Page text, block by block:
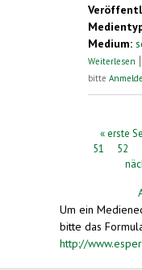
Medium:
Weiterlesen
bitte
Seiten« erste
51
52
Um ein
bitte das
http://